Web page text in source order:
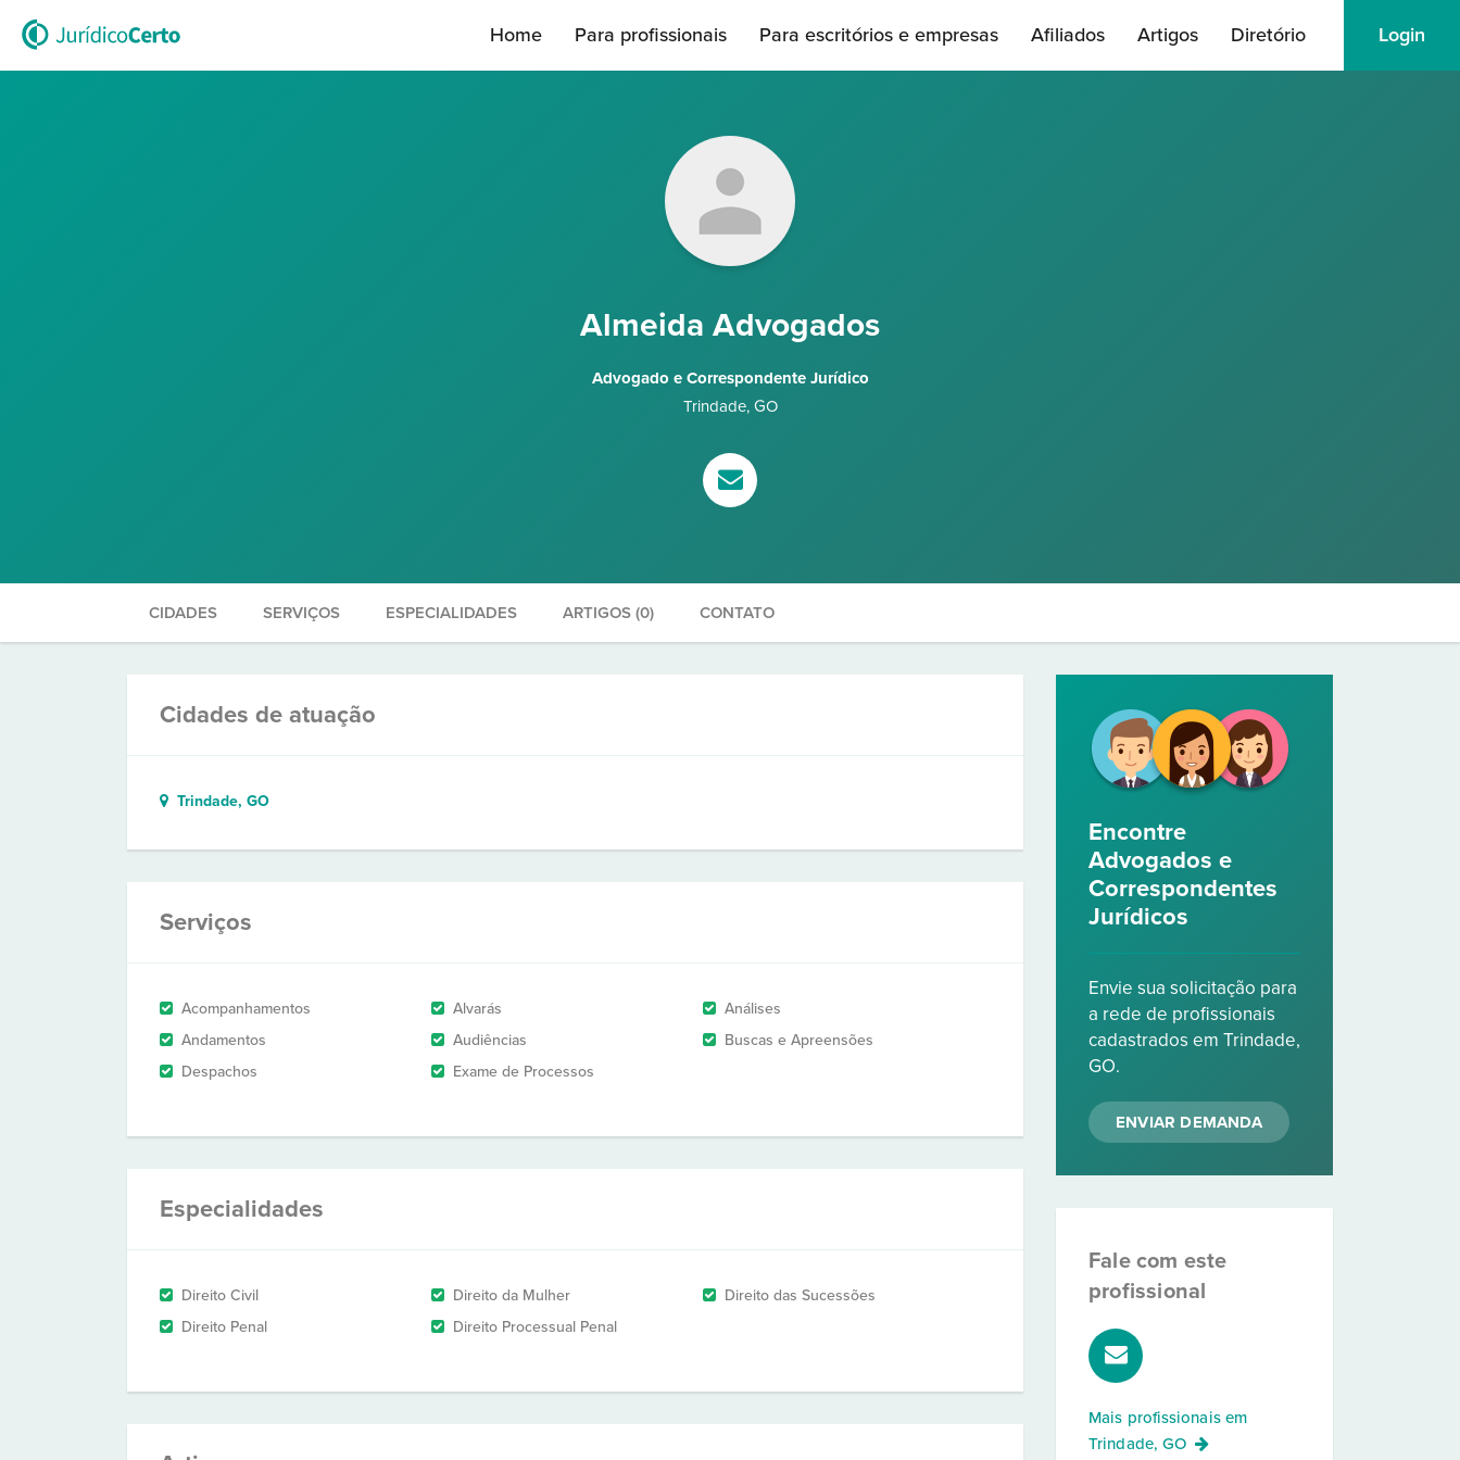
Home Para profissionais Para escritórios e empresas Afiliados Artigos Diretório Login
Almeida Advogados
Advogado e Correspondente Jurídico
Trindade, GO
CIDADES SERVIÇOS ESPECIALIDADES ARTIGOS (0) CONTATO
Cidades de atuação
Trindade, GO
Serviços
Acompanhamentos Alvarás
Análises
Andamentos
Audiências
Buscas e Apreensões
Despachos
Exame de Processos
Especialidades
Direito Civil Direito da Mulher
Direito das Sucessões
Direito Penal
Direito Processual Penal
Encontre
Advogados e
Correspondentes
Jurídicos
Envie sua solicitação para
a rede de profissionais
cadastrados em Trindade,
GO.
ENVIAR DEMANDA
Fale com este
profissional
Mais profissionais em
Trindade, GO